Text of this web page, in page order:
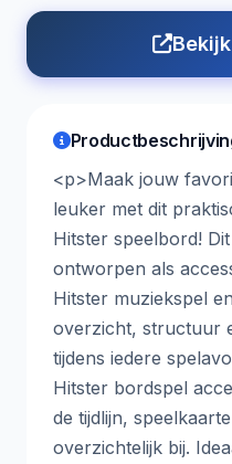
<p>Maak jouw
leuker met dit
Hitster speelbord!
ontworpen als
Hitster muziekspel
overzicht, structuur
tijdens iedere
Hitster bordspel
de tijdlijn,
overzichtelijk bij.